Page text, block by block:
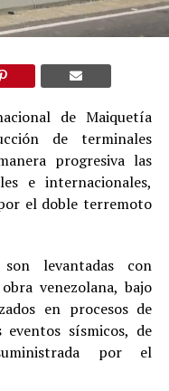
de Maiquetía
de terminales
progresiva las
e internacionales,
el doble terremoto
levantadas con
venezolana, bajo
en procesos de
sísmicos, de
por el